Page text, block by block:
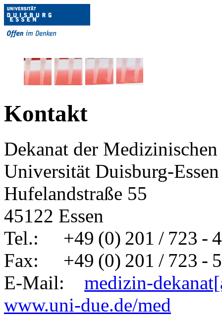
Kontakt
Dekanat der
Universität Duisburg-Essen
Hufelandstraße 55
45122 Essen
Tel.: +49 (0) 201 / 723 -
Fax: +49 (0) 201 / 723 -
E-Mail: medizin-
www.uni-due.de/med